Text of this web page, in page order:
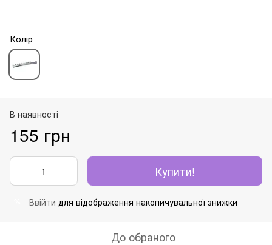
Колір
В наявності
155 грн
Купити!
Ввійти для відображення накопичувальної знижки
До обраного